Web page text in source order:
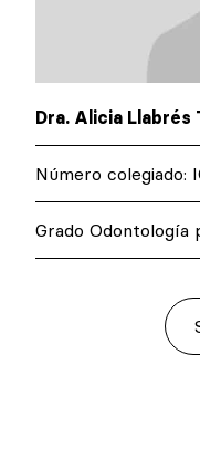
Dra. Alicia Llabrés
Número colegiado:
Grado Odontología